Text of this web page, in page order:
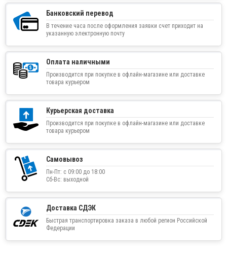
Банковский перевод
В течение часа после оформления заявки счет приходит на
указанную электронную почту
Оплата наличными
Производится при покупке в офлайн-магазине или доставке
товара курьером
Курьерская доставка
Производится при покупке в офлайн-магазине или доставке
товара курьером
Самовывоз
Пн-Пт: с 09:00 до 18:00
Сб-Вс: выходной
Доставка СДЭК
Быстрая транспортировка заказа в любой регион Российской
Федерации